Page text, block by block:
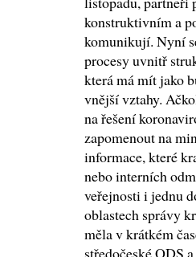
konstruktivním a
komunikují. Nyní
procesy uvnitř
která má mít jako
vnější vztahy.
na řešení
zapomenout na
informace, které
nebo interních
veřejnosti i jednu
oblastech správy
měla v krátkém
středočeské ODS